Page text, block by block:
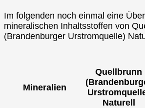
Im folgenden noch einmal eine
mineralischen Inhaltsstoffen von
(Brandenburger Urstromquelle)
Mineralien
Quellbrunn
Naturell